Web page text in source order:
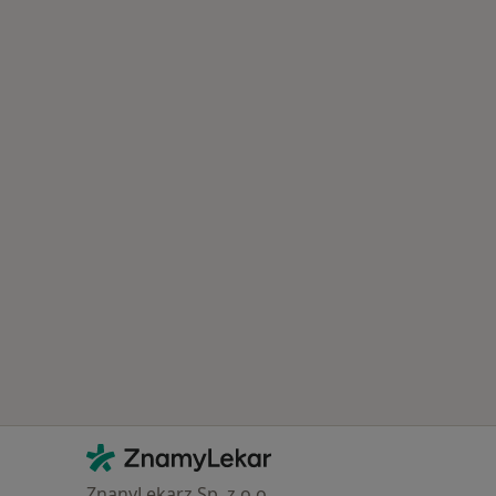
Kontakt
ZnamyLekar - Hlavní stránka